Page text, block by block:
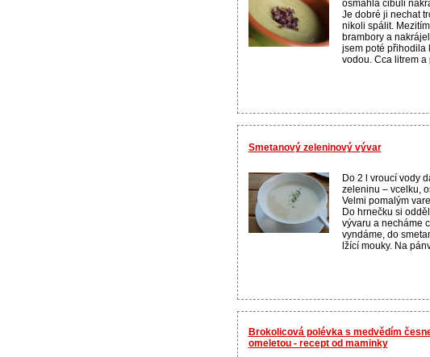
osmahla cibuli
Je dobré ji nechat
nikoli spálit.
brambory a
jsem poté přihodila
vodou. Cca litrem a
Smetanový zeleninový vývar
Do 2 l vroucí vody
zeleninu – vcelku,
Velmi pomalým
Do hrnečku si
vývaru a necháme
vyndáme, do
lžící mouky. Na
Brokolicová polévka s medvědím
omeletou - recept od maminky